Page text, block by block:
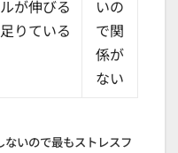
が伸びる
りている
いの
で関
係が
ない
いので最もストレスフ